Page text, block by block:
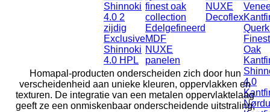
Shinnoki
4.0 2
zijdig
Exclusive
Shinnoki
4.0 HPL
finest oak
collection
Edelgefineerd
MDF
NUXE
panelen
NUXE
Decoflex
Finest
Oak
4.0
Homapal-producten onderscheiden zich door hun
verscheidenheid aan unieke kleuren, oppervlakken en
texturen. De integratie van een metalen oppervlaktelaag
geeft ze een onmiskenbaar onderscheidende uitstraling,